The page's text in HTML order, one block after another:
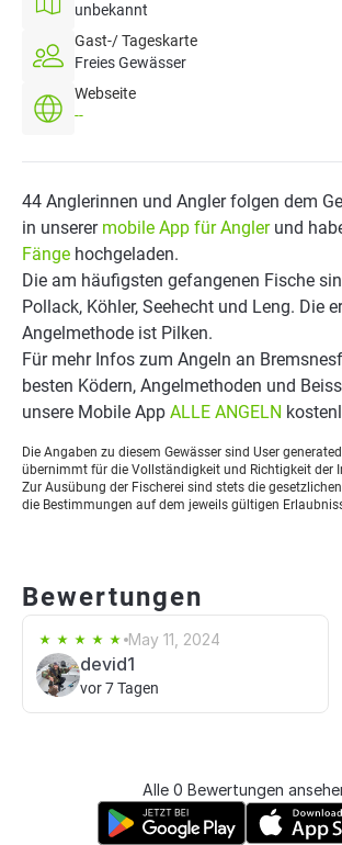
unbekannt
Gast-/ Tageskarte
Freies Gewässer
Webseite
--
44 Anglerinnen und Angler folgen dem
in unserer mobile App für Anglerund
Fänge hochgeladen.
Die am häufigsten gefangenen Fische
Pollack, Köhler, Seehecht und Leng. Die
Angelmethode ist Pilken.
Für mehr Infos zum Angeln an
besten Ködern, Angelmethoden und
unsere Mobile App ALLE ANGELN
Die Angaben zu diesem Gewässer sind User
übernimmt für die Vollständigkeit und Richtigkeit der
Zur Ausübung der Fischerei sind stets die
die Bestimmungen auf dem jeweils gültigen
Bewertungen
May 11, 2024
devid1
vor 7 Tagen
Alle 0 Bewertungen